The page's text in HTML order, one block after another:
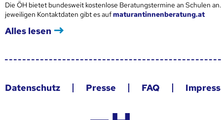
Die ÖH bietet bundesweit kostenlose Beratungstermine an Schulen
jeweiligen Kontaktdaten gibt es aufmaturantinnenberatung.at
Alles lesen
Datenschutz Presse FAQ